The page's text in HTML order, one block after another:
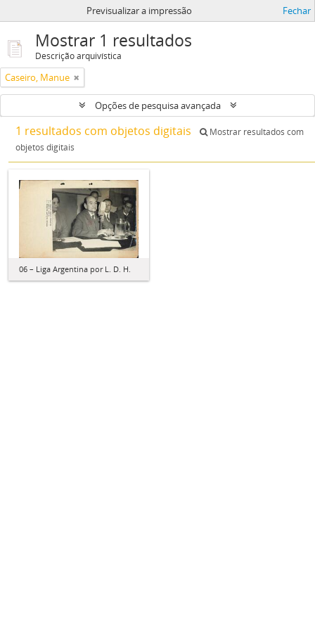
Previsualizar a impressão Fechar
Mostrar 1 resultados
Descrição arquivística
Caseiro, Manue
Opções de pesquisa avançada
1 resultados com objetos digitais
Mostrar resultados com
objetos digitais
06 – Liga Argentina por L. D. H.